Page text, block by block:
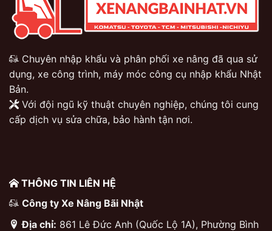
Chuyên nhập khẩu và phân phối xe nâng đã qua sử
dụng, xe công trình, máy móc công cụ nhập khẩu Nhật
Bản.
Với đội ngũ kỹ thuật chuyên nghiệp, chúng tôi cung
cấp dịch vụ sửa chữa, bảo hành tận nơi.
THÔNG TIN LIÊN HỆ
Công ty Xe Nâng Bãi Nhật
Địa chỉ: 861 Lê Đức Anh (Quốc Lộ 1A), Phường Bình